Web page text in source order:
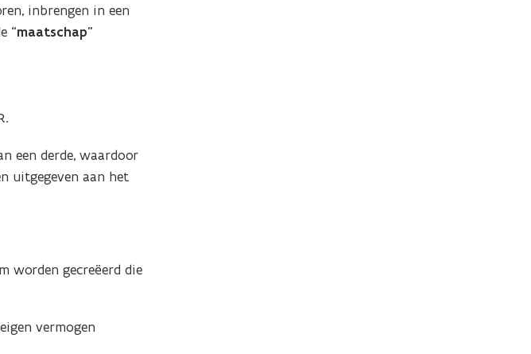
inbrengen in een
“maatschap”
een derde, waardoor
uitgegeven aan het
worden gecreëerd die
vermogen